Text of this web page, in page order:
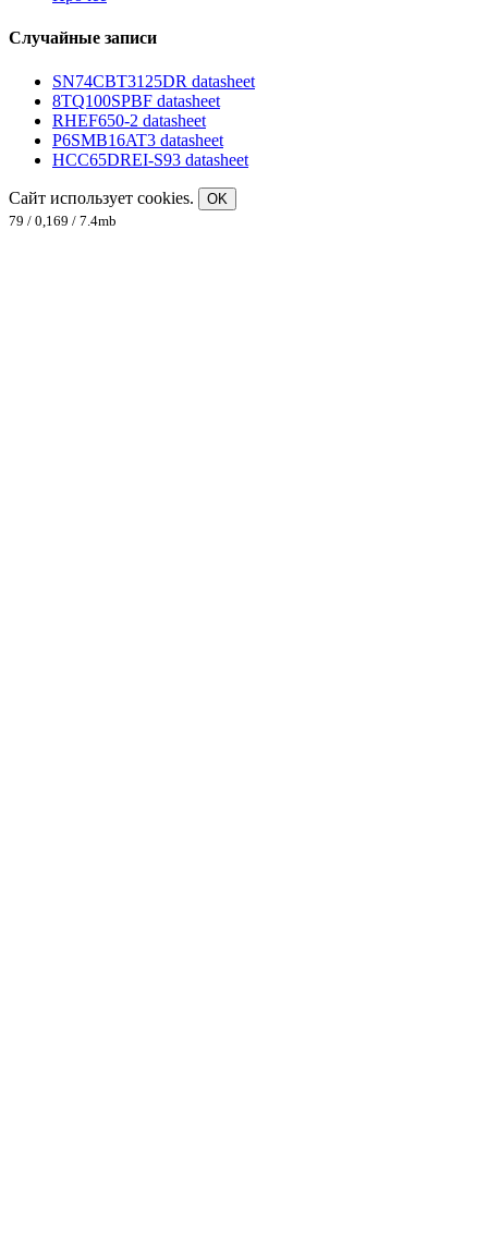
Случайные записи
SN74CBT3125DR datasheet
8TQ100SPBF datasheet
RHEF650-2 datasheet
P6SMB16AT3 datasheet
HCC65DREI-S93 datasheet
Сайт использует cookies.
OK
79 / 0,169 / 7.4mb